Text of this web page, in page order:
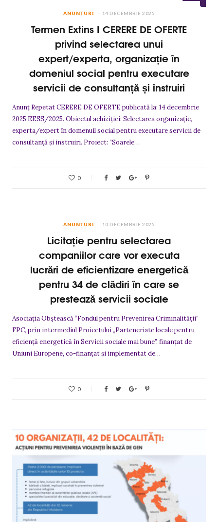
ANUNȚURI 14 DECEMBRIE 2025
Termen Extins I CERERE DE OFERTE
privind selectarea unui
expert/experta, organizație în
domeniul social pentru executare
servicii de consultanță și instruiri
Anunț Repetat CERERE DE OFERTE publicată la: 14 decembrie
2025 EESS/2025. Obiectul achiziției: Selectarea organizație,
experta/expert în domenuil social pentru executare servicii de
consultanță și instruiri. Proiect: ”Soarele…
0
ANUNȚURI 10 DECEMBRIE 2025
Licitație pentru selectarea
companiilor care vor executa
lucrări de eficientizare energetică
pentru 34 de clădiri în care se
prestează servicii sociale
Asociația Obștească “Fondul pentru Prevenirea Criminalității”
FPC, prin intermediul Proiectului „Parteneriate locale pentru
eficiență energetică în Servicii sociale mai bune”, finanțat de
Uniuni Europene, co-finanțat și implementat de…
0